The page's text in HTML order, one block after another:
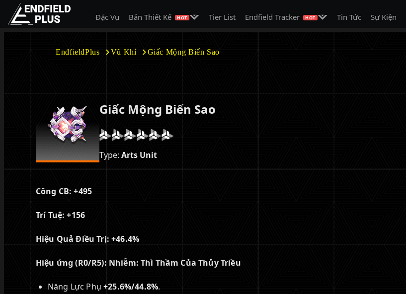
EndfieldPlus Đặc Vụ Bản Thiết Kế HOT Mở menu con
Tier List Endfield Tracker HOT Mở menu con
Tin Tức Sự Kiện
EndfieldPlus Vũ Khí Giấc Mộng Biển Sao
Giấc Mộng Biển Sao
Type: Arts Unit
Công CB: +495
Trí Tuệ: +156
Hiệu Quả Điều Trị: +46.4%
Hiệu ứng (R0/R5): Nhiễm: Thì Thầm Của Thủy Triều
Năng Lực Phụ+25.6%/44.8%.